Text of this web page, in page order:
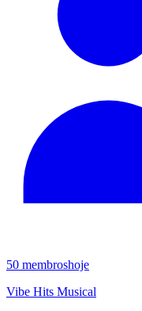
50 membroshoje
Vibe Hits Musical